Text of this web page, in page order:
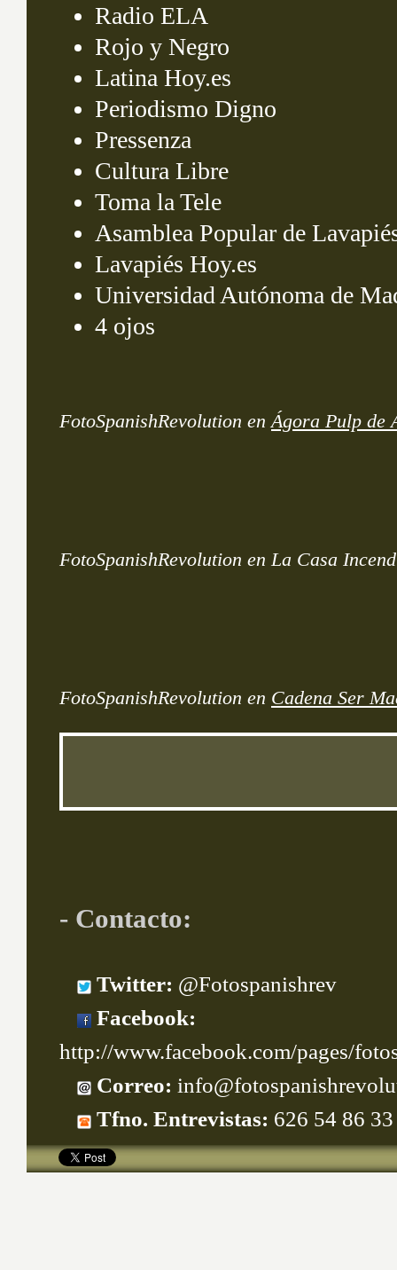
Radio ELA
Rojo y Negro
Latina Hoy.es
Periodismo Digno
Pressenza
Cultura Libre
Toma la Tele
Asamblea Popular de
Lavapiés Hoy.es
Universidad Autónoma de
4 ojos
FotoSpanishRevolution enÁgora Pulp de
FotoSpanishRevolution en La Casa
FotoSpanishRevolution en Cadena Ser
- Contacto:
Twitter: @Fotospanishrev
Facebook:
http://www.facebook.com/pages/
Correo:
Tfno. Entrevistas: 626 54 86